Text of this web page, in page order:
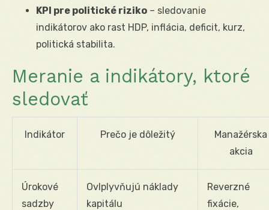
KPI pre politické riziko – sledovanie
indikátorov ako rast HDP, inflácia, deficit, kurz,
politická stabilita.
Meranie a indikátory, ktoré
sledovať
Indikátor Prečo je dôležitý
Manažérska
akcia
Úrokové
sadzby
Ovlplyvňujú náklady
kapitálu
Reverzné
fixácie,